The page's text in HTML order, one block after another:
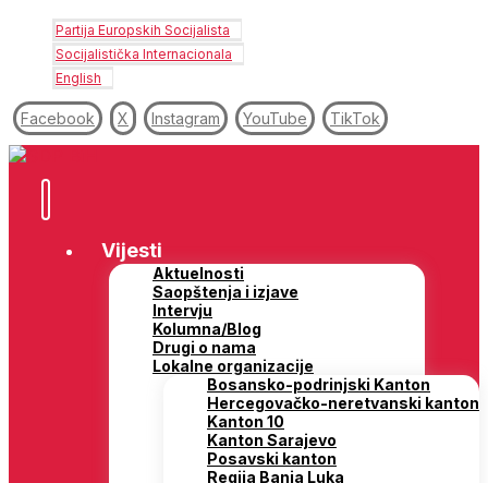
Partija Europskih Socijalista
Socijalistička Internacionala
English
Facebook X Instagram YouTube TikTok
Vijesti
Aktuelnosti
Saopštenja i izjave
Intervju
Kolumna/Blog
Drugi o nama
Lokalne organizacije
Bosansko-podrinjski Kanton
Hercegovačko-neretvanski kanton
Kanton 10
Kanton Sarajevo
Posavski kanton
Regija Banja Luka